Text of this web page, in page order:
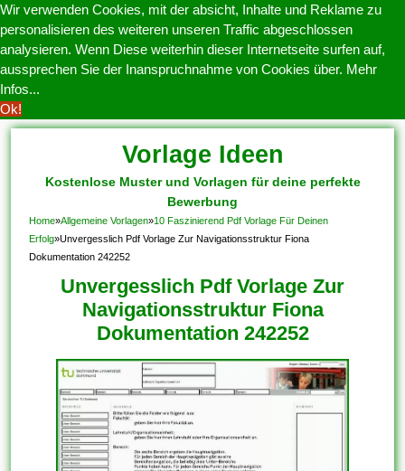
Wir verwenden Cookies, mit der absicht, Inhalte und Reklame zu
personalisieren des weiteren unseren Traffic abgeschlossen
analysieren. Wenn Diese weiterhin dieser Internetseite surfen auf,
aussprechen Sie der Inanspruchnahme von Cookies über. Mehr
Infos...
Ok!
Vorlage Ideen
Kostenlose Muster und Vorlagen für deine perfekte
Bewerbung
Home»Allgemeine Vorlagen»10 Faszinierend Pdf Vorlage Für Deinen
Erfolg»Unvergesslich Pdf Vorlage Zur Navigationsstruktur Fiona
Dokumentation 242252
Unvergesslich Pdf Vorlage Zur
Navigationsstruktur Fiona
Dokumentation 242252